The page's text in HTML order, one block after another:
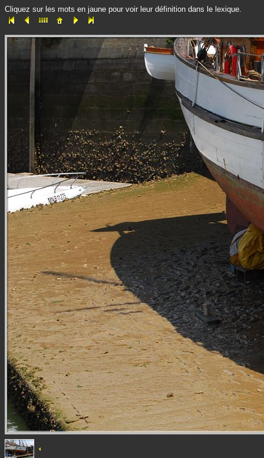
Cliquez sur les mots en jaune pour voir leur définition dans le lexique.